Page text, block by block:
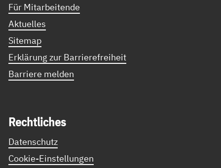
Für Mitarbeitende
Aktuelles
Sitemap
Erklärung zur Barrierefreiheit
Barriere melden
Recht­li­ches
Datenschutz
Cookie-Einstellungen